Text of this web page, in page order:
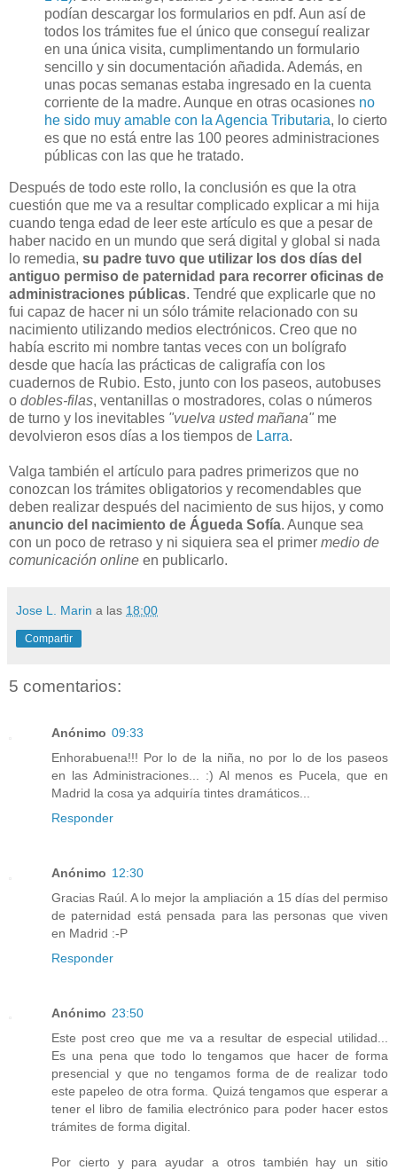
podían descargar los formularios en pdf. Aun así de
todos los trámites fue el único que conseguí realizar
en una única visita, cumplimentando un formulario
sencillo y sin documentación añadida. Además, en
unas pocas semanas estaba ingresado en la cuenta
corriente de la madre. Aunque en otras ocasiones no
he sido muy amable con la Agencia Tributaria, lo cierto
es que no está entre las 100 peores administraciones
públicas con las que he tratado.
Después de todo este rollo, la conclusión es que la otra
cuestión que me va a resultar complicado explicar a mi hija
cuando tenga edad de leer este artículo es que a pesar de
haber nacido en un mundo que será digital y global si nada
lo remedia, su padre tuvo que utilizar los dos días del
antiguo permiso de paternidad para recorrer oficinas de
administraciones públicas. Tendré que explicarle que no
fui capaz de hacer ni un sólo trámite relacionado con su
nacimiento utilizando medios electrónicos. Creo que no
había escrito mi nombre tantas veces con un bolígrafo
desde que hacía las prácticas de caligrafía con los
cuadernos de Rubio. Esto, junto con los paseos, autobuses
o dobles-filas, ventanillas o mostradores, colas o números
de turno y los inevitables "vuelva usted mañana" me
devolvieron esos días a los tiempos de Larra.
Valga también el artículo para padres primerizos que no
conozcan los trámites obligatorios y recomendables que
deben realizar después del nacimiento de sus hijos, y como
anuncio del nacimiento de Águeda Sofía. Aunque sea
con un poco de retraso y ni siquiera sea el primer medio de
comunicación online en publicarlo.
Jose L. Marin a las 18:00
Compartir
5 comentarios:
Anónimo 09:33
Enhorabuena!!! Por lo de la niña, no por lo de los paseos
en las Administraciones... :) Al menos es Pucela, que en
Madrid la cosa ya adquiría tintes dramáticos...
Responder
Anónimo 12:30
Gracias Raúl. A lo mejor la ampliación a 15 días del permiso
de paternidad está pensada para las personas que viven
en Madrid :-P
Responder
Anónimo 23:50
Este post creo que me va a resultar de especial utilidad...
Es una pena que todo lo tengamos que hacer de forma
presencial y que no tengamos forma de de realizar todo
este papeleo de otra forma. Quizá tengamos que esperar a
tener el libro de familia electrónico para poder hacer estos
trámites de forma digital.
Por cierto y para ayudar a otros también hay un sitio